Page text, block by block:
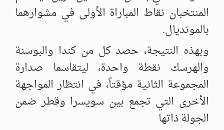
المنتخبان نقاط المباراة الأولى في مشوارهما
بالمونديال.
وبهذه النتيجة، حصد كل من كندا والبوسنة
والهرسك نقطة واحدة، ليتقاسما صدارة
المجموعة الثانية مؤقتاً، في انتظار المواجهة
الأخرى التي تجمع بين سويسرا وقطر ضمن
الجولة ذاتها